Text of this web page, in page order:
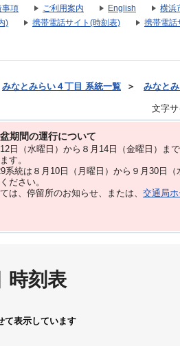
事項 ご利用案内 English 横浜
)
携帯電話サイト(時刻表) 携帯電話
みなとみらい４丁目 系統一覧 ＞ みなと
文字サ
期間の運行について
⽇（水曜日）から８⽉14⽇（金曜日）ま
す。
統は８月10日（月曜日）から９月30日（
ださい。
は、停留所のお知らせ、または、 交通局
時刻表
て表示しています